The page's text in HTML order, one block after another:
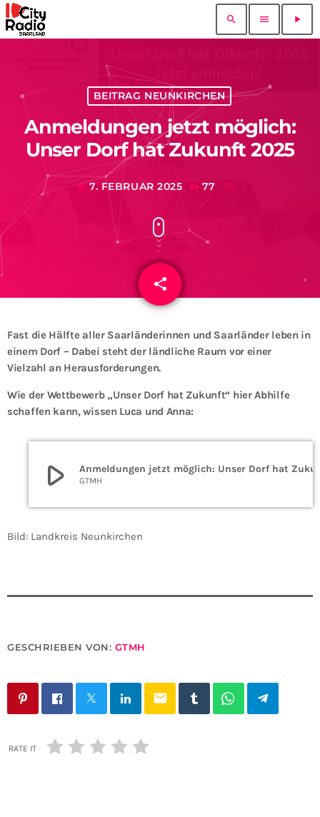
search menu play_arrow
BEITRAG NEUNKIRCHEN
Anmeldungen jetzt möglich:
Unser Dorf hat Zukunft 2025
today 7. FEBRUAR 2025 77
share
email
Fast die Hälfte aller Saarländerinnen und Saarländer leben in
einem Dorf – Dabei steht der ländliche Raum vor einer
Vielzahl an Herausforderungen.
Wie der Wettbewerb „Unser Dorf hat Zukunft“ hier Abhilfe
schaffen kann, wissen Luca und Anna:
play_arrow GTMH
Bild: Landkreis Neunkirchen
GESCHRIEBEN VON: GTMH
email
RATE IT